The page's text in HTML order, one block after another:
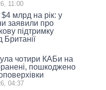
11:00
млрд на рік: у
заявили про
підтримку
Британії
чотири КАБи на
пошкоджено
04:37